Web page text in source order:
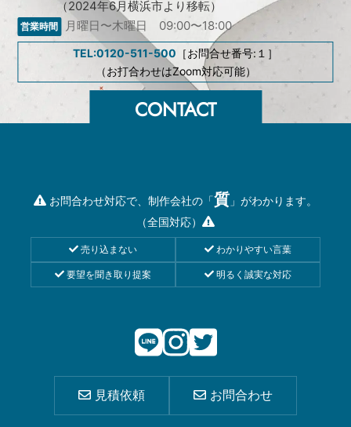
（2024年6月横浜市より移転）
月曜日〜木曜日 09:00〜18:00
TEL:0120-511-500 ［お問合せ番号:１］
（お打合わせはZoom対応可能）
お問合わせ対応で、制作会社の「質 」がわかります。
（全国対応）
売り込まない わかりやすい言葉
要望を聞き取り提案 明るく誠実な対応
見積依頼 お問合わせ